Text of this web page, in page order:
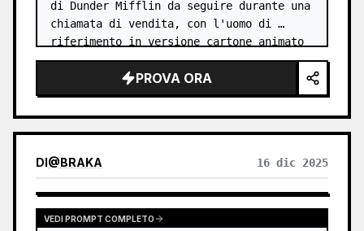
di Dunder Mifflin da seguire durante una
chiamata di vendita, con l'uomo di
riferimento in versione cartone animato
PROVA ORA
DI@BRAKA 16 dic 2025
VEDI PROMPT COMPLETO